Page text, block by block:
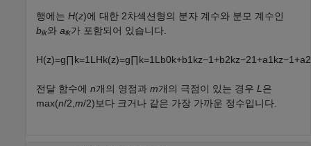
행에는 H(z)에 대한 2차섹션형의 분자 계수와 분모 계수인
bik와 aik가 포함되어 있습니다.
H(z)=g∏k=1 L Hk(z)=g∏k=1 L b0k+b1 kz−1+b2kz−21+a1 kz−1+a2
전달 함수에 n개의 영점과 m개의 극점이 있는 경우 L 은
max(n/2, m/2)보다 크거나 같은 가장 가까운 정수입니다.